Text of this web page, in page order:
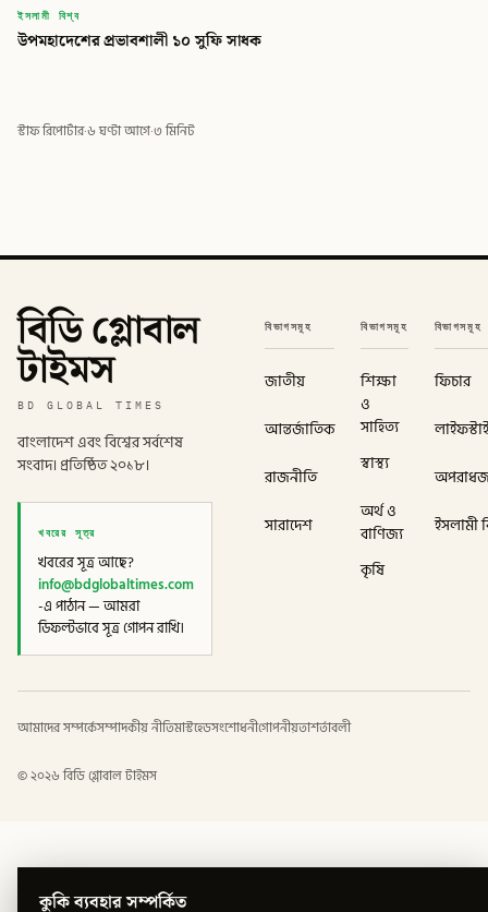
ইসলামী বিশ্ব
উপমহাদেশের প্রভাবশালী ১০ সুফি সাধক
স্টাফ রিপোর্টার·৬ ঘণ্টা আগে·৩ মিনিট
বিডি গ্লোবাল
টাইমস
BD GLOBAL TIMES
বাংলাদেশ এবং বিশ্বের সর্বশেষ
সংবাদ। প্রতিষ্ঠিত ২০১৮।
খবরের সূত্র
খবরের সূত্র আছে?
info@bdglobaltimes.com
-এ পাঠান — আমরা
ডিফল্টভাবে সূত্র গোপন রাখি।
বিভাগসমূহ
জাতীয়
আন্তর্জাতিক
রাজনীতি
সারাদেশ
বিভাগসমূহ
শিক্ষা
ও
সাহিত্য
স্বাস্থ্য
অর্থ ও
বাণিজ্য
কৃষি
বিভাগসমূহ
ফিচার
ইসলামী
আমাদের সম্পর্কেসম্পাদকীয় নীতিমাস্টহেডসংশোধনীগোপনীয়তাশর্তাবলী
©২০২৬ বিডি গ্লোবাল টাইমস
কুকি ব্যবহার সম্পর্কিত